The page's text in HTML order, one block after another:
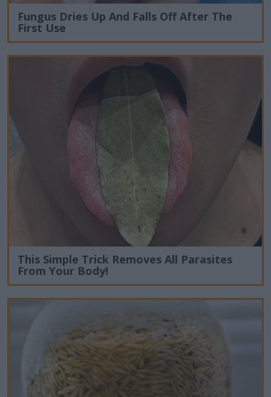
Fungus Dries Up And Falls Off After The
First Use
This Simple Trick Removes All Parasites
From Your Body!